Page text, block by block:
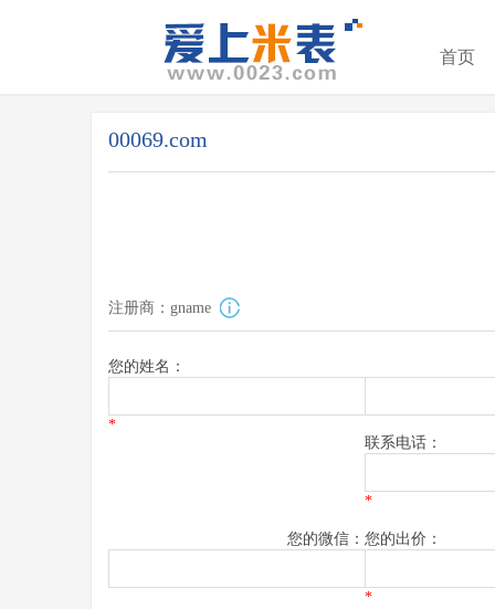
首页
00069.com
注册商：gname
您的姓名：
*
联系电话：
*
您的微信： 您的出价：
*